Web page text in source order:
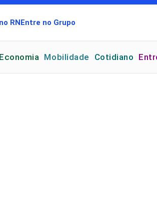
RNEntre no Grupo
Economia Mobilidade Cotidiano